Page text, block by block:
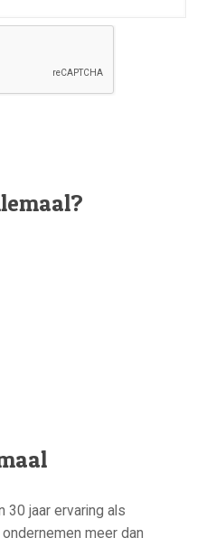
30 jaar ervaring als
meer dan